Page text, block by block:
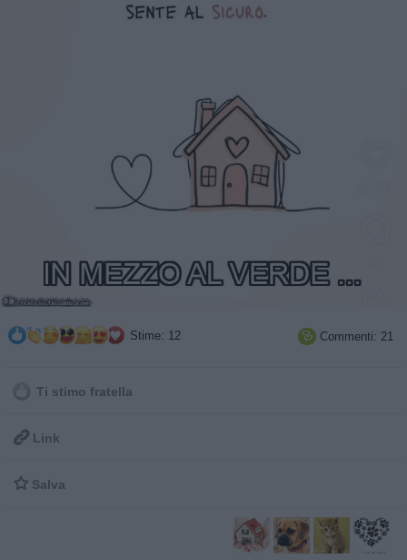
Stime: 12  Commenti: 21
Ti stimo fratella
 Link
 Salva